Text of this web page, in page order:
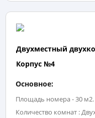
Двухместный
Корпус №4
Основное:
Площадь номера - 30 м2.
Количество комнат :